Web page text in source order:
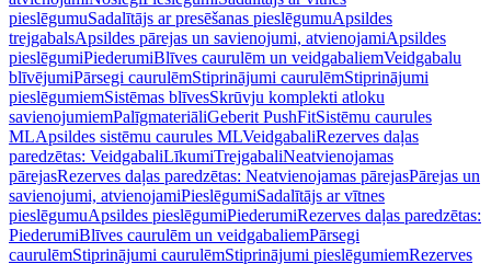
pieslēgumuSadalītājs ar presēšanas pieslēgumuApsildes
trejgabalsApsildes pārejas un savienojumi, atvienojamiApsildes
pieslēgumiPiederumiBlīves caurulēm un veidgabaliemVeidgabalu
blīvējumiPārsegi caurulēmStiprinājumi caurulēmStiprinājumi
pieslēgumiemSistēmas blīvesSkrūvju komplekti atloku
savienojumiemPalīgmateriāliGeberit PushFitSistēmu caurules
MLApsildes sistēmu caurules MLVeidgabaliRezerves daļas
paredzētas: VeidgabaliLīkumiTrejgabaliNeatvienojamas
pārejasRezerves daļas paredzētas: Neatvienojamas pārejasPārejas un
savienojumi, atvienojamiPieslēgumiSadalītājs ar vītnes
pieslēgumuApsildes pieslēgumiPiederumiRezerves daļas paredzētas:
PiederumiBlīves caurulēm un veidgabaliemPārsegi
caurulēmStiprinājumi caurulēmStiprinājumi pieslēgumiemRezerves